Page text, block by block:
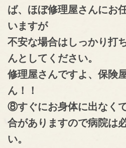
ば、ほぼ修理屋さんにお
いますが
不安な場合はしっかり打
んとしてください。
修理屋さんですよ、保険
ん！！
⑧すぐにお身体に出なく
合がありますので病院は
い。